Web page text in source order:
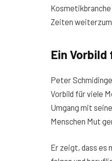
Zeiten
Ein
Peter
Vorbild für viele
Umgang mit
Menschen Mut
Er zeigt, dass es